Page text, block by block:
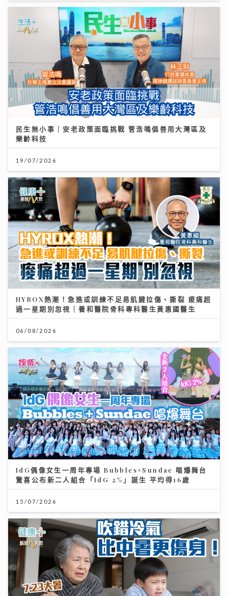
民生無小事｜安老政策面臨挑戰 管浩鳴倡善用大灣區及
樂齡科技
19/07/2026
HYROX熱潮！急進或訓練不足易肌腱拉傷、撕裂 痠痛超
過一星期別忽視｜養和醫院骨科專科醫生黃惠國醫生
06/08/2026
IdG偶像女生一周年專場 Bubbles+Sundae 唱爆舞台
驚喜公布新二人組合「IdG 2%」誕生 平均得16歲
15/07/2026